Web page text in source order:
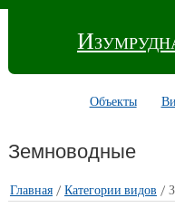
Объекты
Земноводные
Главная/ Категории видов /